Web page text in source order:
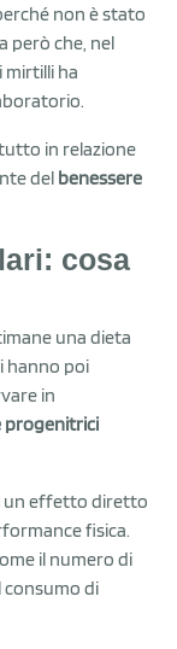
non è stato
però che, nel
mirtilli ha
in relazione
del benessere
cosa
una dieta
hanno poi
in
progenitrici
un effetto diretto
fisica.
il numero di
consumo di